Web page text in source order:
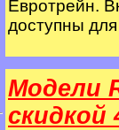
Евротрейн.
доступны
Модели
cкидкой